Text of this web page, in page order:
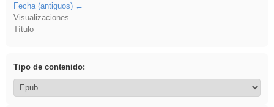
Fecha (antiguos)
Visualizaciones
Título
Tipo de contenido: